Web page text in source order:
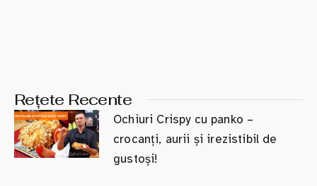
Rețete Recente
Ochiuri Crispy cu panko –
crocanți, aurii și irezistibil de
gustoși!